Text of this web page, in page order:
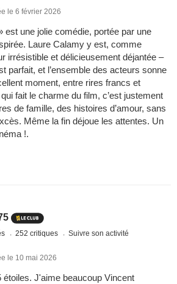
le 6 février 2026
est une jolie comédie, portée par une
Laure Calamy y est, comme
irrésistible et délicieusement déjantée –
parfait, et l’ensemble des acteurs sonne
moment, entre rires francs et
fait le charme du film, c’est justement
de famille, des histoires d’amour, sans
Même la fin déjoue les attentes. Un
!.
252 critiques Suivre son activité
le 10 mai 2026
étoiles. J'aime beaucoup Vincent